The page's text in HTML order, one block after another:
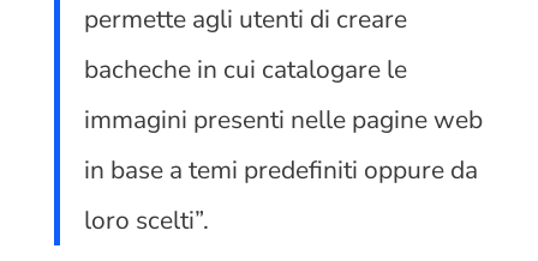
permette agli utenti di creare
bacheche in cui catalogare le
immagini presenti nelle pagine web
in base a temi predefiniti oppure da
loro scelti”.